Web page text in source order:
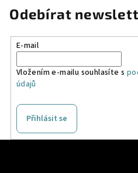
Odebírat
E-mail
Vložením e-mailu souhlasíte s
údajů
Přihlásit se